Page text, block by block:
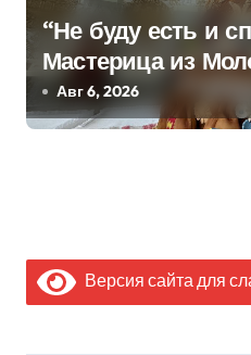
“Не буду есть и
Мастерица из
килограммовом
Дворца
Авг 6, 2026
Версия сайта для